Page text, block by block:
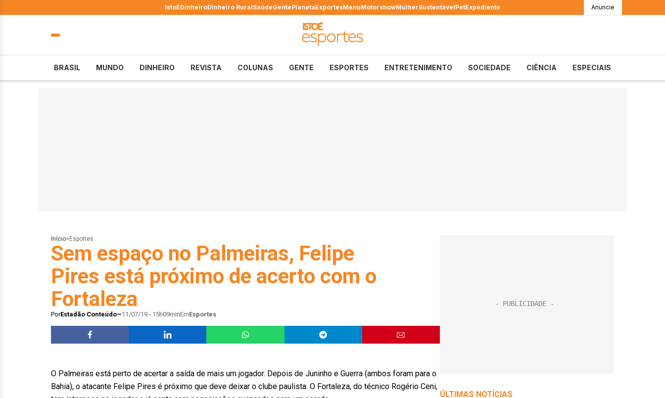
IstoÉDinheiroDinheiro RuralSaúdeGentePlanetaEsportesMenuMotorshowMulherSustentávelPetExpediente Anuncie
BRASIL MUNDO DINHEIRO REVISTA COLUNAS GENTE ESPORTES ENTRETENIMENTO SOCIEDADE CIÊNCIA ESPECIAIS
Início> Esportes
Sem espaço no Palmeiras, Felipe
Pires está próximo de acerto com o
Fortaleza
PorEstadão Conteúdo 11/07/19 - 15h09minEmEsportes
O Palmeiras está perto de acertar a saída de mais um jogador. Depois de Juninho e Guerra (ambos foram para o
Bahia), o atacante Felipe Pires é próximo que deve deixar o clube paulista. O Fortaleza, do técnico Rogério Ceni,